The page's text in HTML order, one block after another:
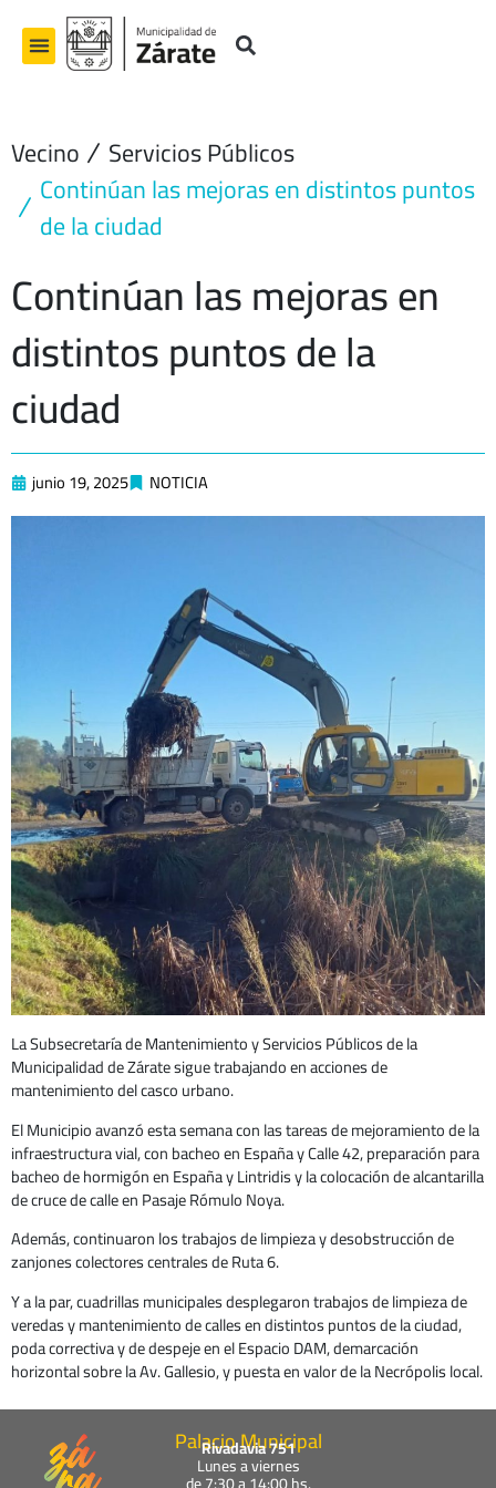
contenido
Vecino Servicios Públicos
Continúan las mejoras en distintos puntos
de la ciudad
Continúan las mejoras en
distintos puntos de la
ciudad
junio 19, 2025 NOTICIA
La Subsecretaría de Mantenimiento y Servicios Públicos de la
Municipalidad de Zárate sigue trabajando en acciones de
mantenimiento del casco urbano.
El Municipio avanzó esta semana con las tareas de mejoramiento de la
infraestructura vial, con bacheo en España y Calle 42, preparación para
bacheo de hormigón en España y Lintridis y la colocación de alcantarilla
de cruce de calle en Pasaje Rómulo Noya.
Además, continuaron los trabajos de limpieza y desobstrucción de
zanjones colectores centrales de Ruta 6.
Y a la par, cuadrillas municipales desplegaron trabajos de limpieza de
veredas y mantenimiento de calles en distintos puntos de la ciudad,
poda correctiva y de despeje en el Espacio DAM, demarcación
horizontal sobre la Av. Gallesio, y puesta en valor de la Necrópolis local.
Palacio Municipal
Rivadavia 751
Lunes a viernes